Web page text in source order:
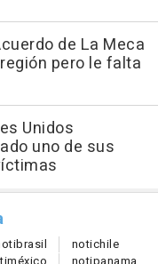
de La Meca
pero le falta
Unidos
uno de sus
brasil notichile